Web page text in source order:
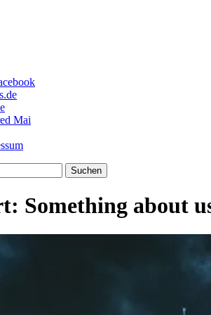
Mai
Something about